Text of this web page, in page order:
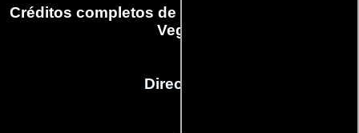
Créditos completos de la película Stealing Las
Vegas
Dirección